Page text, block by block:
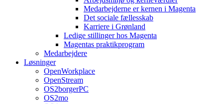
Medarbejderne er kernen i Magenta
Det sociale fællesskab
Karriere i Grønland
Ledige stillinger hos Magenta​
Magentas praktikprogram
Medarbejdere
Løsninger
OpenWorkplace
OpenStream
OS2borgerPC
OS2mo